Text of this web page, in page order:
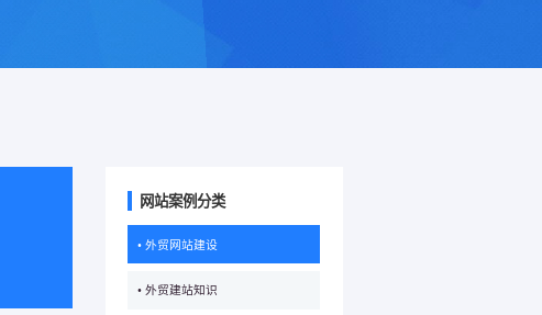
网站案例分类
• 外贸网站建设
• 外贸建站知识